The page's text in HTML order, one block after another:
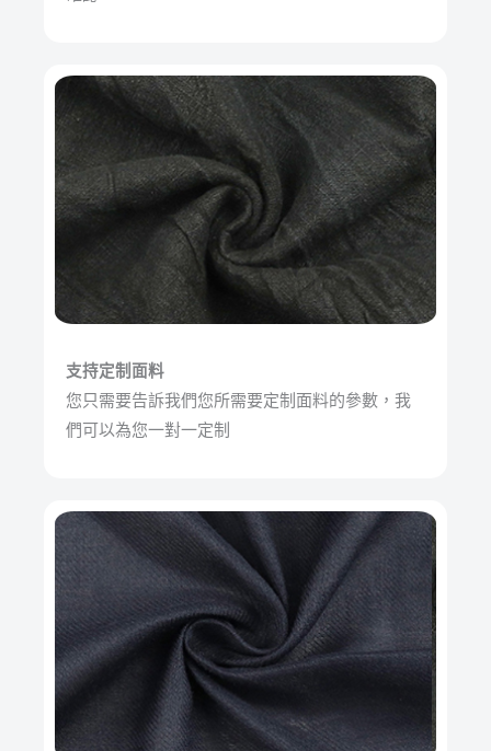
支持定制面料
您只需要告訴我們您所需要定制面料的參數，我
們可以為您一對一定制